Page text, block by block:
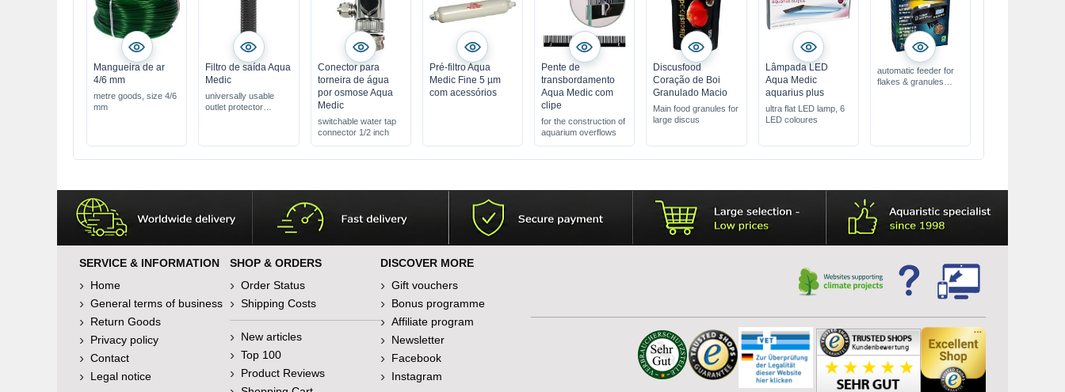
Mangueira de ar
4/6 mm
metre goods, size 4/6
mm
Filtro de saída Aqua
Medic
universally usable
outlet protector
Conector para
torneira de água
por osmose Aqua
Medic
switchable water tap
connector 1/2 inch
Pré-filtro Aqua
Medic Fine 5 µm
com acessórios
Pente de
transbordamento
Aqua Medic com
clipe
for the construction of
aquarium overflows
Discusfood
Coração de Boi
Granulado Macio
Main food granules for
large discus
Lâmpada LED
Aqua Medic
aquarius plus
ultra flat LED lamp, 6
LED coloures
automatic feeder for
flakes & granules
SERVICE & INFORMATION
Home
General terms of business
Return Goods
Privacy policy
Contact
Legal notice
SHOP & ORDERS
Order Status
Shipping Costs
New articles
Top 100
Product Reviews
DISCOVER MORE
Gift vouchers
Bonus programme
Affiliate program
Newsletter
Facebook
Instagram